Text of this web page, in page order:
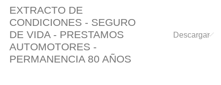
EXTRACTO DE
CONDICIONES - SEGURO
DE VIDA - PRESTAMOS
AUTOMOTORES -
PERMANENCIA 80 AÑOS